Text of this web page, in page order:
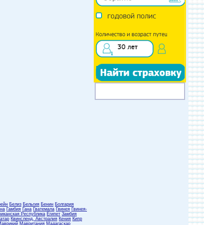
Белиз Бельгия Бенин Болгария
Гамбия Гана Гватемала Гвинея Гвинея-
Республика Египет Замбия
Квинсленд, Австралия Кения Кипр
Мавритания Мадагаскар